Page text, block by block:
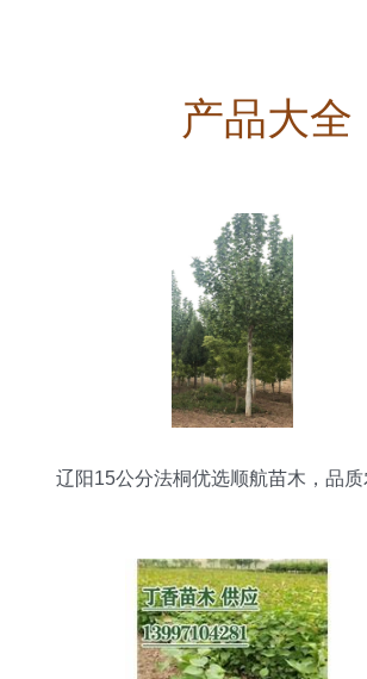
产品大全
辽阳15公分法桐优选顺航苗木，品